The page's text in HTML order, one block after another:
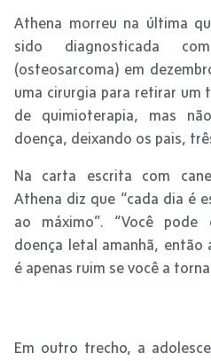
Athena morreu na última
sido diagnosticada
(osteosarcoma) em
uma cirurgia para retirar um
de quimioterapia, mas
doença, deixando os pais,
Na carta escrita com
Athena diz que “cada dia é
ao máximo”. “Você
doença letal amanhã, então
é apenas ruim se você a
Em outro trecho, a